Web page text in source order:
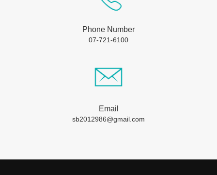
Phone Number
07-721-6100
Email
sb2012986@gmail.com